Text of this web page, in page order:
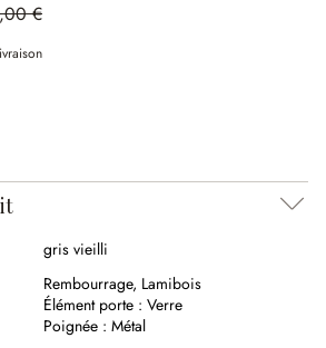
€
gris vieilli
Rembourrage, Lamibois
Élément porte : Verre
Poignée : Métal